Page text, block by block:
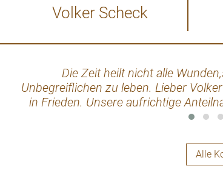
Volker Scheck
Die Zeit heilt nicht alle
Unbegreiflichen zu leben. Lieber
in Frieden. Unsere aufrichtige
Alle